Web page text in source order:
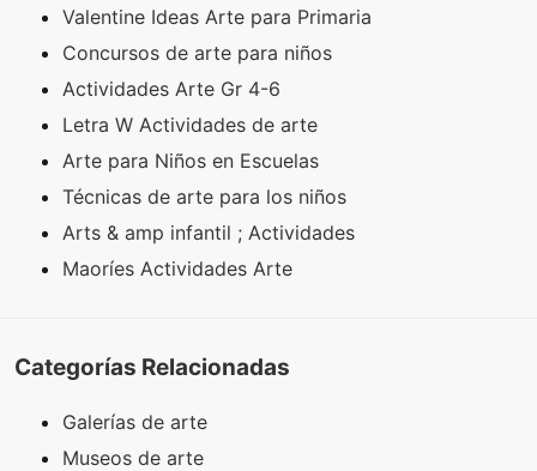
Valentine Ideas Arte para Primaria
Concursos de arte para niños
Actividades Arte Gr 4-6
Letra W Actividades de arte
Arte para Niños en Escuelas
Técnicas de arte para los niños
Arts & amp infantil ; Actividades
Maoríes Actividades Arte
Categorías Relacionadas
Galerías de arte
Museos de arte